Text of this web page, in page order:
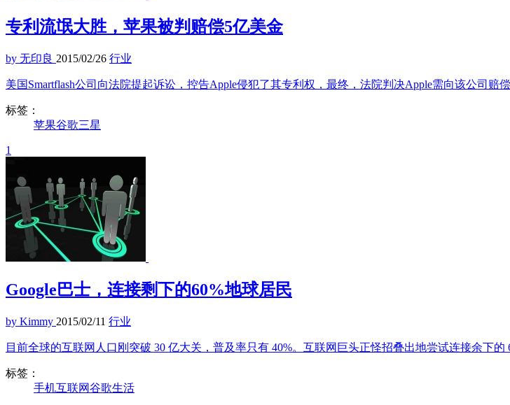
专利流氓大胜，苹果被判赔偿5亿美金
by 无印良 2015/02/26 行业
美国Smartflash公司向法院提起诉讼，控告Apple侵犯了其专利权，最终，法院判决Apple需向该公司赔
标签：
苹果谷歌三星
1
Google巴士，连接剩下的60%地球居民
by Kimmy 2015/02/11 行业
目前全球的互联网人口刚突破 30 亿大关，普及率只有 40%。互联网巨头正怪招叠出地尝试连接余下的
标签：
手机互联网谷歌生活